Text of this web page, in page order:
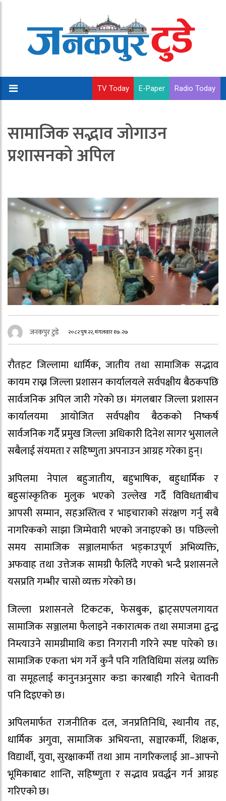
TV Today E-Paper Radio Today
सामाजिक सद्भाव जोगाउन
प्रशासनको अपिल
जनकपुर टुडे २०८२ पुष २२, मंगलवार १७:२७
रौतहट जिल्लामा धार्मिक, जातीय तथा सामाजिक सद्भाव
कायम राख्न जिल्ला प्रशासन कार्यालयले सर्वपक्षीय बैठकपछि
सार्वजनिक अपिल जारी गरेको छ। मंगलबार जिल्ला प्रशासन
कार्यालयमा आयोजित सर्वपक्षीय बैठकको निष्कर्ष
सार्वजनिक गर्दै प्रमुख जिल्ला अधिकारी दिनेश सागर भुसालले
सबैलाई संयमता र सहिष्णुता अपनाउन आग्रह गरेका हुन्।
अपिलमा नेपाल बहुजातीय, बहुभाषिक, बहुधार्मिक र
बहुसांस्कृतिक मुलुक भएको उल्लेख गर्दै विविधताबीच
आपसी सम्मान, सहअस्तित्व र भाइचाराको संरक्षण गर्नु सबै
नागरिकको साझा जिम्मेवारी भएको जनाइएको छ। पछिल्लो
समय सामाजिक सञ्जालमार्फत भड्काउपूर्ण अभिव्यक्ति,
अफवाह तथा उत्तेजक सामग्री फैलिँदै गएको भन्दै प्रशासनले
यसप्रति गम्भीर चासो व्यक्त गरेको छ।
जिल्ला प्रशासनले टिकटक, फेसबुक, ह्वाट्सएपलगायत
सामाजिक सञ्जालमा फैलाइने नकारात्मक तथा समाजमा द्वन्द्व
निम्त्याउने सामग्रीमाथि कडा निगरानी गरिने स्पष्ट पारेको छ।
सामाजिक एकता भंग गर्ने कुनै पनि गतिविधिमा संलग्न व्यक्ति
वा समूहलाई कानुनअनुसार कडा कारबाही गरिने चेतावनी
पनि दिइएको छ।
अपिलमार्फत राजनीतिक दल, जनप्रतिनिधि, स्थानीय तह,
धार्मिक अगुवा, सामाजिक अभियन्ता, सञ्चारकर्मी, शिक्षक,
विद्यार्थी, युवा, सुरक्षाकर्मी तथा आम नागरिकलाई आ–आफ्नो
भूमिकाबाट शान्ति, सहिष्णुता र सद्भाव प्रवर्द्धन गर्न आग्रह
गरिएको छ।